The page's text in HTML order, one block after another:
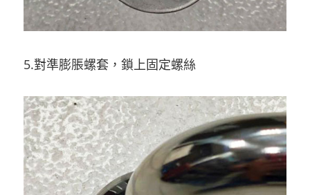
5.對準膨脹螺套，鎖上固定螺絲